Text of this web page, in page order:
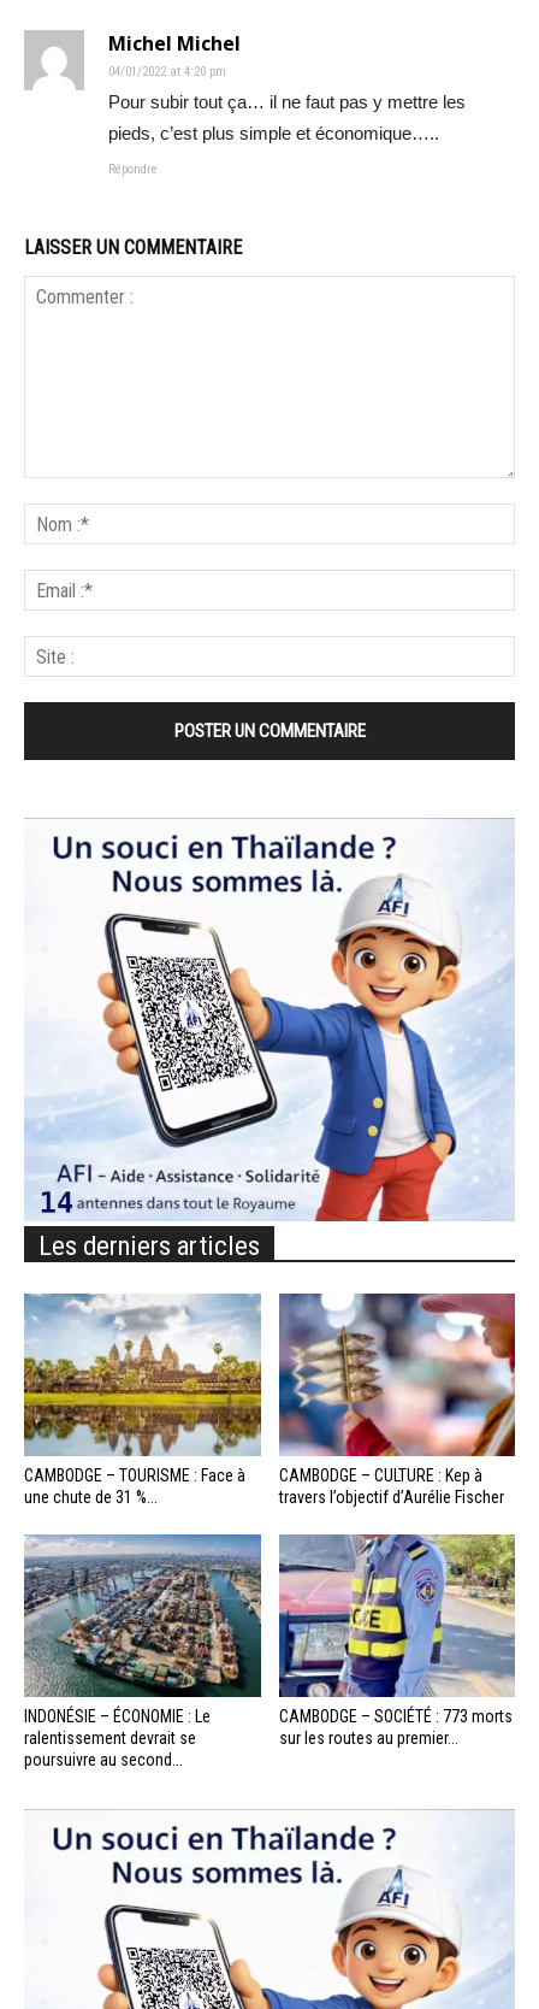
Michel Michel
04/01/2022 at 4:20 pm
Pour subir tout ça… il ne faut pas y mettre les
pieds, c’est plus simple et économique…..
Répondre
LAISSER UN COMMENTAIRE
Les derniers articles
CAMBODGE – TOURISME : Face à
une chute de 31 %...
CAMBODGE – CULTURE : Kep à
travers l’objectif d’Aurélie Fischer
INDONÉSIE – ÉCONOMIE : Le
ralentissement devrait se
poursuivre au second...
CAMBODGE – SOCIÉTÉ : 773 morts
sur les routes au premier...